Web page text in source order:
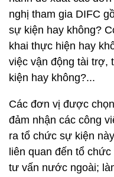
nghị tham gia DIFC
sự kiện hay không?
khai thực hiện hay
việc vận động tài trợ,
kiện hay không?...
Các đơn vị được
đảm nhận các công
ra tổ chức sự kiện
liên quan đến tổ
tư vấn nước ngoài;